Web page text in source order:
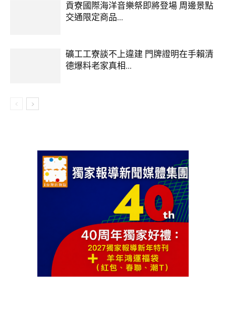
貢寮國際海洋音樂祭即將登場 周邊景點
交通限定商品...
礦工工寮談不上違建 門牌證明在手賴清
德爆料老家真相...